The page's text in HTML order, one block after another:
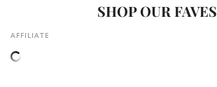
SHOP OUR FAVES
AFFILIATE